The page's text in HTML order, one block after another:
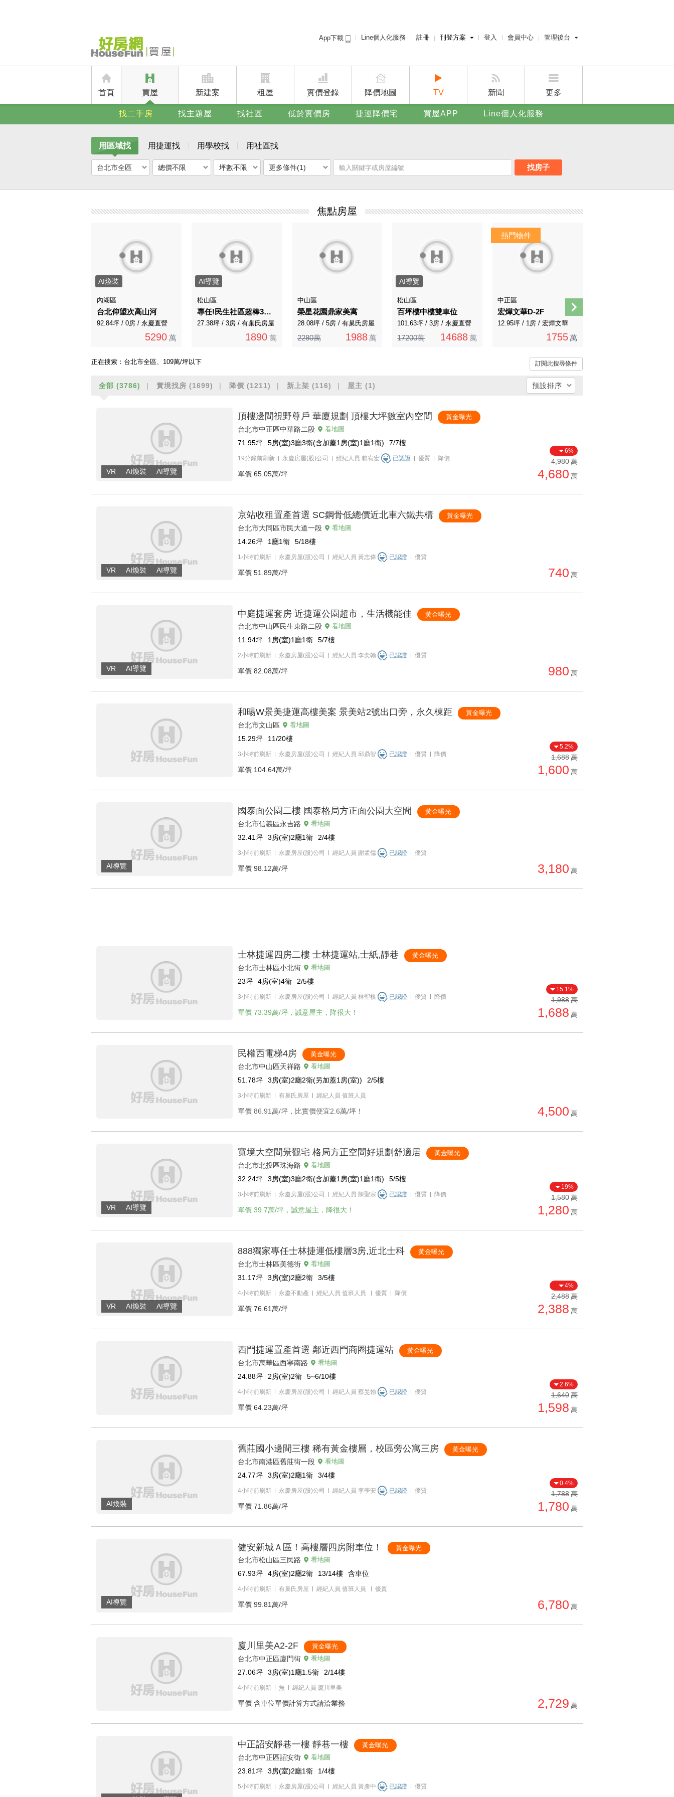
App下載 Line個人化服務 註冊 刊登方案
賣屋刊登
廣告刊登
登入 會員中心 管理後台
屋主管理後台
首頁 買屋 新建案 租屋 實價登錄 降價地圖 TV 新聞 更多
賣屋刊登
找二手房 找主題屋 找社區 低於實價房 捷運降價宅 買屋APP Line個人化服務
用區域找 用捷運找 用學校找 用社區找
台北市全區 總價不限 坪數不限 更多條件(1) 找房子
焦點房屋
AI煥裝
內湖區
台北仰望次高山河
92.84坪 / 0房 / 永慶直營
5290 萬
AI導覽
松山區
專任!民生社區超棒3房~撫遠公寓二樓!
27.38坪 / 3房 / 有巢氏房屋
1890 萬
中山區
榮星花園鼎家美寓
28.08坪 / 5房 / 有巢氏房屋
2280萬 1988 萬
AI導覽
松山區
百坪樓中樓雙車位
101.63坪 / 3房 / 永慶直營
17200萬 14688 萬
中正區
宏燁文華D-2F
12.95坪 / 1房 / 宏燁文華
1755 萬
正在搜索： 台北市全區、109萬/坪以下 訂閱此搜尋條件
全部 (3786) 實境找房 (1699) 降價 (1211) 新上架 (116) 屋主 (1) 預設排序
單價高 → 低
降價幅度高 → 低
月熱門度高 → 低
頂樓邊間視野尊戶 華廈規劃 頂樓大坪數室內空間 黃金曝光
台北市中正區中華路二段 看地圖
71.95坪 5房(室)3廳3衛(含加蓋1房(室)1廳1衛) 7/7樓
19分鐘前刷新 永慶房屋(股)公司 經紀人員 賴宥宏 已認證 優質 降價
單價 65.05萬/坪
6%
4,980萬
4,680 萬
京站收租置產首選 SC鋼骨低總價近北車六鐵共構 黃金曝光
台北市大同區市民大道一段 看地圖
14.26坪 1廳1衛 5/18樓
1小時前刷新 永慶房屋(股)公司 經紀人員 黃志偉 已認證 優質
單價 51.89萬/坪 740 萬
中庭捷運套房 近捷運公園超市，生活機能佳 黃金曝光
台北市中山區民生東路二段 看地圖
11.94坪 1房(室)1廳1衛 5/7樓
2小時前刷新 永慶房屋(股)公司 經紀人員 李奕翰 已認證 優質
單價 82.08萬/坪 980 萬
和暘W景美捷運高樓美案 景美站2號出口旁，永久棟距 黃金曝光
台北市文山區 看地圖
15.29坪 11/20樓
3小時前刷新 永慶房屋(股)公司 經紀人員 邱鼎智 已認證 優質 降價
單價 104.64萬/坪
5.2%
1,688萬
1,600 萬
國泰面公園二樓 國泰格局方正面公園大空間 黃金曝光
台北市信義區永吉路 看地圖
32.41坪 3房(室)2廳1衛 2/4樓
3小時前刷新 永慶房屋(股)公司 經紀人員 謝孟儒 已認證 優質
單價 98.12萬/坪 3,180 萬
士林捷運四房二樓 士林捷運站,士紙,靜巷 黃金曝光
台北市士林區小北街 看地圖
23坪 4房(室)4衛 2/5樓
3小時前刷新 永慶房屋(股)公司 經紀人員 林聖棋 已認證 優質 降價
單價 73.39萬/坪，誠意屋主，降很大！
15.1%
1,988萬
1,688 萬
民權西電梯4房 黃金曝光
台北市中山區天祥路 看地圖
51.78坪 3房(室)2廳2衛(另加蓋1房(室)) 2/5樓
3小時前刷新 有巢氏房屋 經紀人員 值班人員
單價 86.91萬/坪，比實價便宜2.6萬/坪！ 4,500 萬
寬境大空間景觀宅 格局方正空間好規劃舒適居 黃金曝光
台北市北投區珠海路 看地圖
32.24坪 3房(室)3廳2衛(含加蓋1房(室)1廳1衛) 5/5樓
3小時前刷新 永慶房屋(股)公司 經紀人員 陳聖宗 已認證 優質 降價
單價 39.7萬/坪，誠意屋主，降很大！
19%
1,580萬
1,280 萬
888獨家專任士林捷運低樓層3房,近北士科 黃金曝光
台北市士林區美德街 看地圖
31.17坪 3房(室)2廳2衛 3/5樓
4小時前刷新 永慶不動產 經紀人員 值班人員 優質 降價
單價 76.61萬/坪
4%
2,488萬
2,388 萬
西門捷運置產首選 鄰近西門商圈捷運站 黃金曝光
台北市萬華區西寧南路 看地圖
24.88坪 2房(室)2衛 5~6/10樓
4小時前刷新 永慶房屋(股)公司 經紀人員 蔡旻翰 已認證 優質
單價 64.23萬/坪
2.6%
1,640萬
1,598 萬
舊莊國小邊間三樓 稀有黃金樓層，校區旁公寓三房 黃金曝光
台北市南港區舊莊街一段 看地圖
24.77坪 3房(室)2廳1衛 3/4樓
4小時前刷新 永慶房屋(股)公司 經紀人員 李學安 已認證 優質
單價 71.86萬/坪
0.4%
1,788萬
1,780 萬
健安新城Ａ區！高樓層四房附車位！ 黃金曝光
台北市松山區三民路 看地圖
67.93坪 4房(室)2廳2衛 13/14樓 含車位
4小時前刷新 有巢氏房屋 經紀人員 值班人員 優質
單價 99.81萬/坪 6,780 萬
廈川里美A2-2F 黃金曝光
台北市中正區廈門街 看地圖
27.06坪 3房(室)1廳1.5衛 2/14樓
4小時前刷新 無 經紀人員 廈川里美
單價 含車位單價計算方式請洽業務 2,729 萬
中正詔安靜巷一樓 靜巷一樓 黃金曝光
台北市中正區詔安街 看地圖
23.81坪 3房(室)2廳1衛 1/4樓
5小時前刷新 永慶房屋(股)公司 經紀人員 黃彥中 已認證 優質